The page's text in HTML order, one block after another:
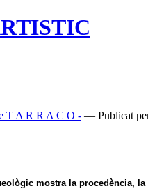
T A R R A C O - — Publicat
mostra la procedència,